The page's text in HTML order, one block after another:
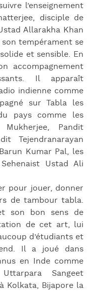
l’enseignement
disciple de
Allarakha Khan
tempérament se
et sensible. En
accompagnement
Il apparaît
indienne comme
sur Tabla les
pays comme les
Pandit
Tejendranarayan
Kumar Pal, les
Ustad Ali
pour jouer, donner
de tambour tabla.
son bon sens de
de cet art, lui
d’étudiants et
Il a joué dans
en Inde comme
Sangeet
Kolkata, Bijapore la